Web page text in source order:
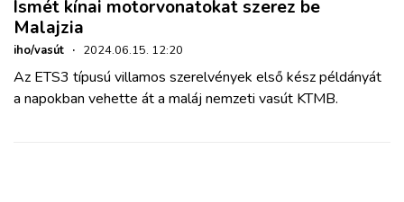
HAJÓZÁS
BLOG
Ismét kínai motorvonatokat szerez be
Malajzia
iho/vasút · 2024.06.15. 12:20
Az ETS3 típusú villamos szerelvények első kész példányát
a napokban vehette át a maláj nemzeti vasút KTMB.